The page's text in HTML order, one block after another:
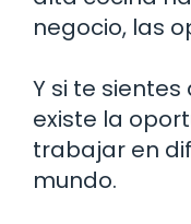
negocio, las
Y si te
existe la
trabajar en
mundo.